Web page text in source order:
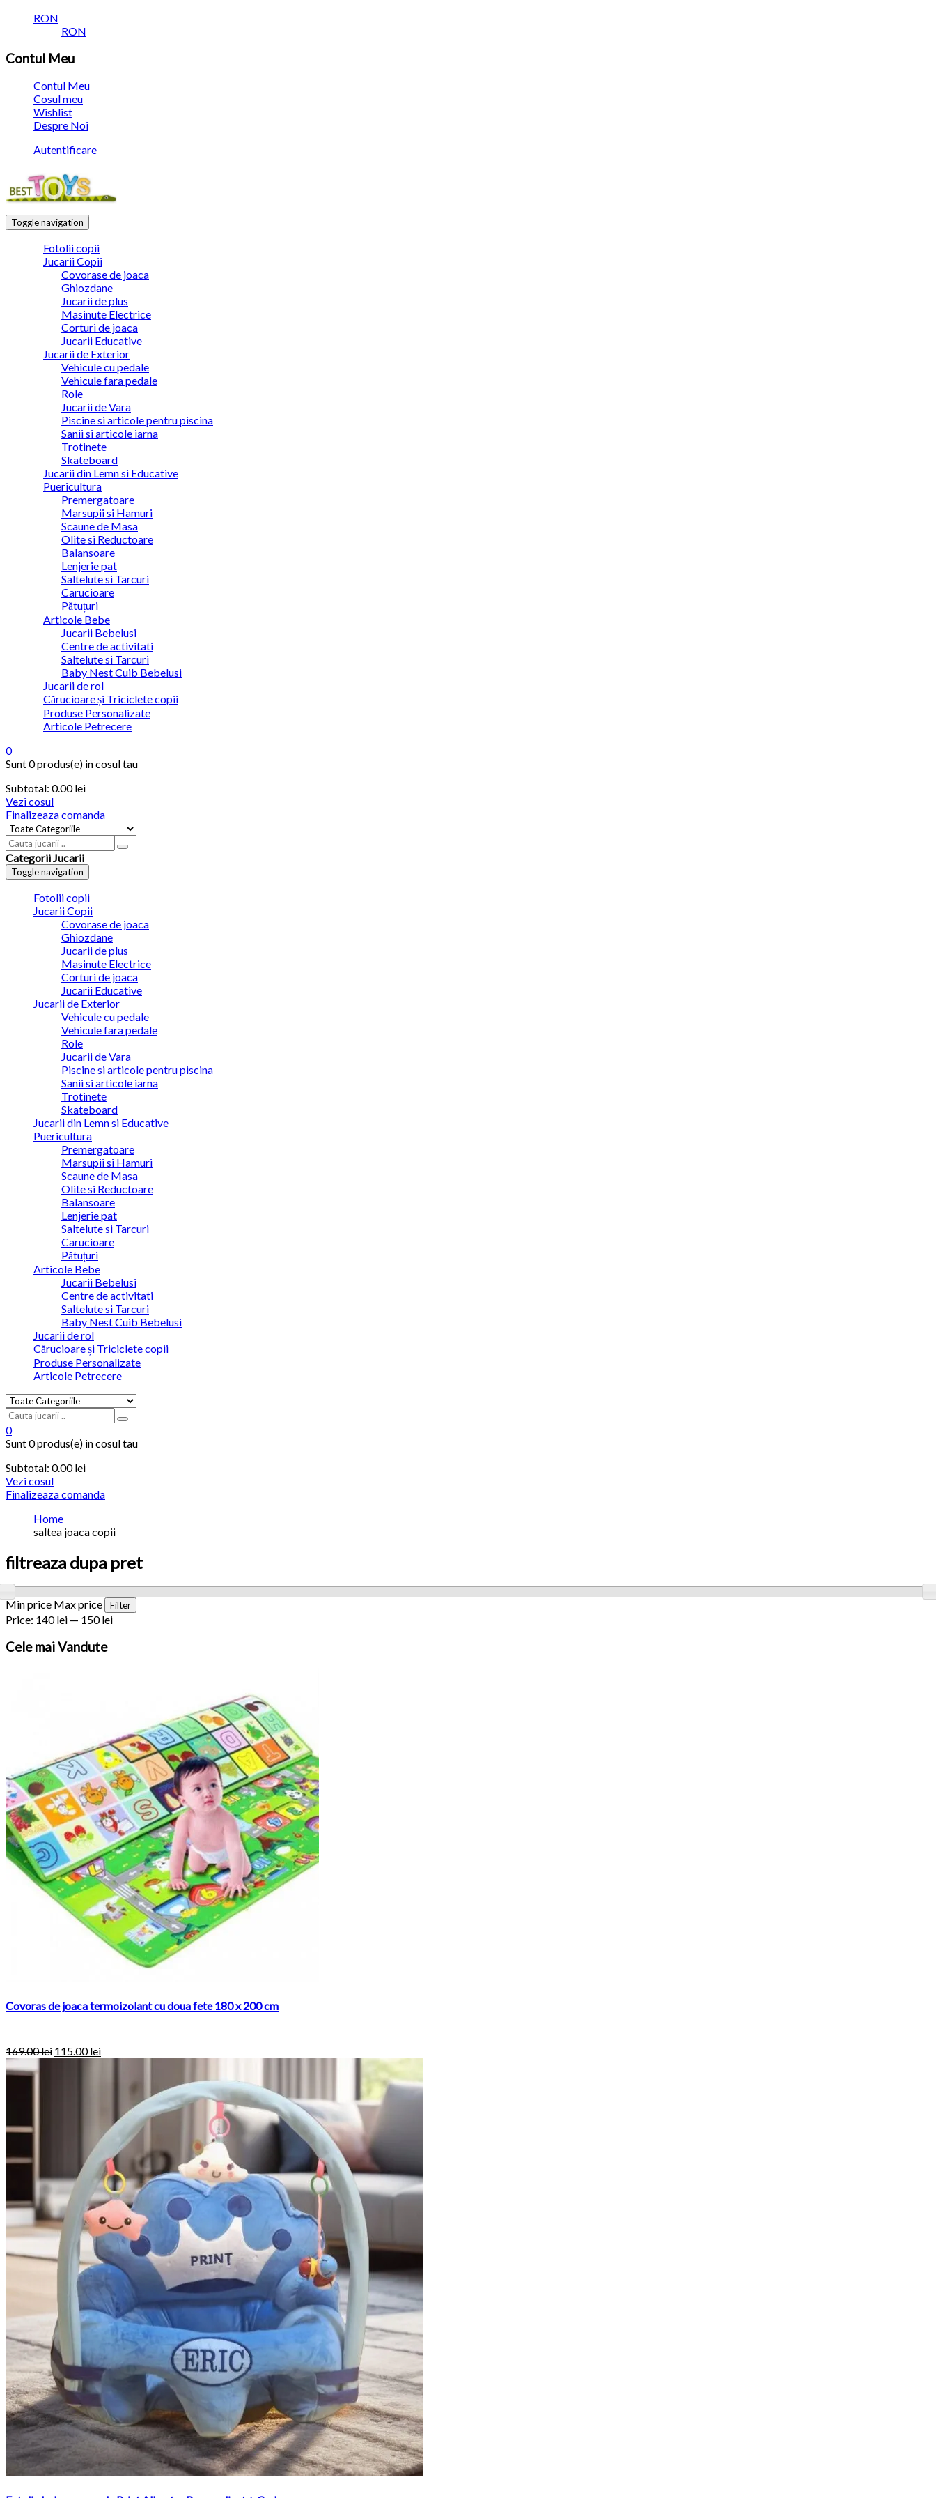
RON
RON
Contul Meu
Contul Meu
Cosul meu
Wishlist
Despre Noi
Autentificare
Toggle navigation
Fotolii copii
Jucarii Copii
Covorase de joaca
Ghiozdane
Jucarii de plus
Masinute Electrice
Corturi de joaca
Jucarii Educative
Jucarii de Exterior
Vehicule cu pedale
Vehicule fara pedale
Role
Jucarii de Vara
Piscine si articole pentru piscina
Sanii si articole iarna
Trotinete
Skateboard
Jucarii din Lemn si Educative
Puericultura
Premergatoare
Marsupii si Hamuri
Scaune de Masa
Olite si Reductoare
Balansoare
Lenjerie pat
Saltelute si Tarcuri
Carucioare
Pătuțuri
Articole Bebe
Jucarii Bebelusi
Centre de activitati
Saltelute si Tarcuri
Baby Nest Cuib Bebelusi
Jucarii de rol
Cărucioare și Triciclete copii
Produse Personalizate
Articole Petrecere
0
Sunt0 produs(e) in cosul tau
Subtotal: 0.00lei
Vezi cosul
Finalizeaza comanda
Categorii Jucarii
Toggle navigation
Fotolii copii
Jucarii Copii
Covorase de joaca
Ghiozdane
Jucarii de plus
Masinute Electrice
Corturi de joaca
Jucarii Educative
Jucarii de Exterior
Vehicule cu pedale
Vehicule fara pedale
Role
Jucarii de Vara
Piscine si articole pentru piscina
Sanii si articole iarna
Trotinete
Skateboard
Jucarii din Lemn si Educative
Puericultura
Premergatoare
Marsupii si Hamuri
Scaune de Masa
Olite si Reductoare
Balansoare
Lenjerie pat
Saltelute si Tarcuri
Carucioare
Pătuțuri
Articole Bebe
Jucarii Bebelusi
Centre de activitati
Saltelute si Tarcuri
Baby Nest Cuib Bebelusi
Jucarii de rol
Cărucioare și Triciclete copii
Produse Personalizate
Articole Petrecere
0
Sunt0 produs(e) in cosul tau
Subtotal: 0.00lei
Vezi cosul
Finalizeaza comanda
Home
saltea joaca copii
filtreaza dupa pret
Min price Max price Filter
Price: 140 lei — 150 lei
Celemai Vandute
Covoras de joaca termoizolant cu doua fete 180 x 200 cm
169.00lei 115.00lei